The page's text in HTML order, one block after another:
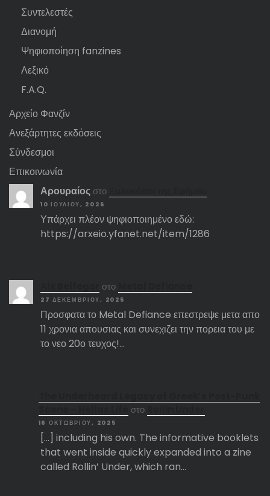
Συντελεστές
Διανομή
Ψηφιοποίηση fanzines
Λεξικό
F.A.Q.
Αρχείο Φανζίν
Ανεξάρτητες εκδόσεις
Σύνδεσμοι
Επικοινωνία
Αρουραίος στο
10 ΙΟΥΛΊΟΥ, 2026
Υπάρχει πλέον ψηφιοποιημένο εδώ:
https://arxeio.yfanet.net/item/1286
στο
27 ΔΕΚΕΜΒΡΊΟΥ, 2025
Προσφατα το Metal Defiance επεστρεψε μετα απο
11 χρονια απουσιας και συνεχιζει την πορεια του με
το νεο 20ο τευχος!…
στο
16 ΟΚΤΩΒΡΊΟΥ, 2025
[…] including his own. The informative booklets
that went inside quickly expanded into a zine
called Rollin’ Under, which ran…